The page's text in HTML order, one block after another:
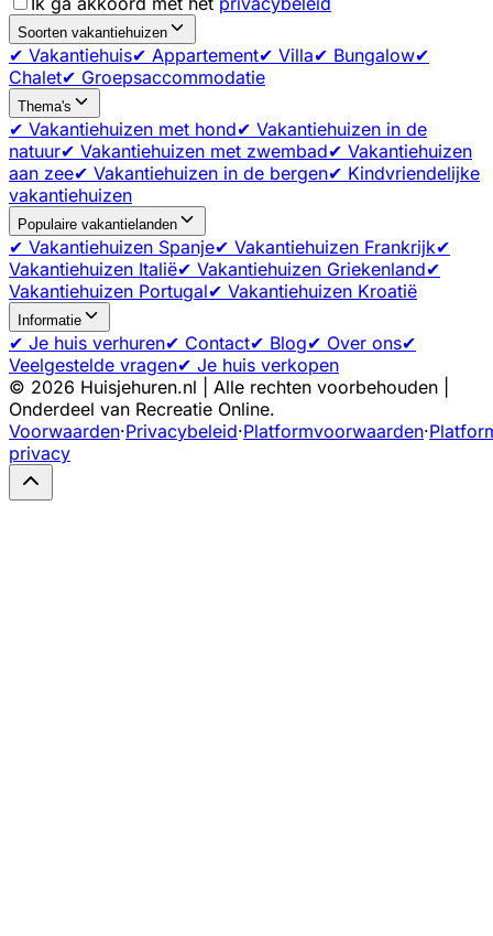
Soorten vakantiehuizen
✔ Vakantiehuis✔ Appartement✔ Villa✔ Bungalow✔
Chalet✔ Groepsaccommodatie
Thema's
✔ Vakantiehuizen met hond✔ Vakantiehuizen in de
natuur✔ Vakantiehuizen met zwembad✔ Vakantiehuizen
aan zee✔ Vakantiehuizen in de bergen✔ Kindvriendelijke
vakantiehuizen
Populaire vakantielanden
✔ Vakantiehuizen Spanje✔ Vakantiehuizen Frankrijk✔
Vakantiehuizen Italië✔ Vakantiehuizen Griekenland✔
Vakantiehuizen Portugal✔ Vakantiehuizen Kroatië
Informatie
✔ Je huis verhuren✔ Contact✔ Blog✔ Over ons✔
Veelgestelde vragen✔ Je huis verkopen
© 2026 Huisjehuren.nl | Alle rechten voorbehouden |
Onderdeel van Recreatie Online.
Voorwaarden·Privacybeleid·Platformvoorwaarden·
privacy